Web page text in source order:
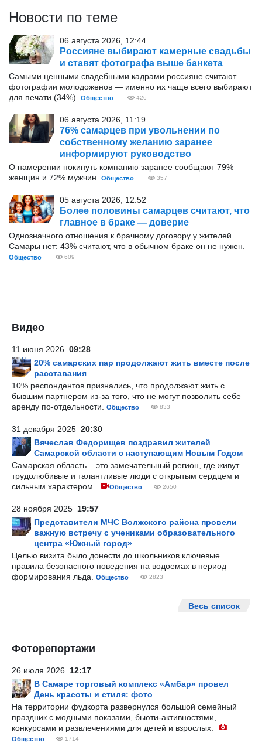
Новости по теме
06 августа 2026, 12:44
Россияне выбирают камерные свадьбы
и ставят фотографа выше банкета
Самыми ценными свадебными кадрами россияне считают
фотографии молодоженов — именно их чаще всего выбирают
для печати (34%).
Общество 426
06 августа 2026, 11:19
76% самарцев при увольнении по
собственному желанию заранее
информируют руководство
О намерении покинуть компанию заранее сообщают 79%
женщин и 72% мужчин.
Общество 357
05 августа 2026, 12:52
Более половины самарцев считают, что
главное в браке — доверие
Однозначного отношения к брачному договору у жителей
Самары нет: 43% считают, что в обычном браке он не нужен.
Общество 609
Видео
11 июня 2026 09:28
20% самарских пар продолжают жить вместе после
расставания
10% респондентов признались, что продолжают жить с
бывшим партнером из-за того, что не могут позволить себе
аренду по-отдельности.
Общество 833
31 декабря 2025 20:30
Вячеслав Федорищев поздравил жителей
Самарской области с наступающим Новым Годом
Самарская область – это замечательный регион, где живут
трудолюбивые и талантливые люди с открытым сердцем и
сильным характером.
Общество 2650
28 ноября 2025 19:57
Представители МЧС Волжского района провели
важную встречу с учениками образовательного
центра «Южный город»
Целью визита было донести до школьников ключевые
правила безопасного поведения на водоемах в период
формирования льда.
Общество 2823
Весь список
Фоторепортажи
26 июля 2026 12:17
В Самаре торговый комплекс «Амбар» провел
День красоты и стиля: фото
На территории фудкорта развернулся большой семейный
праздник с модными показами, бьюти-активностями,
конкурсами и развлечениями для детей и взрослых.
Общество 1714